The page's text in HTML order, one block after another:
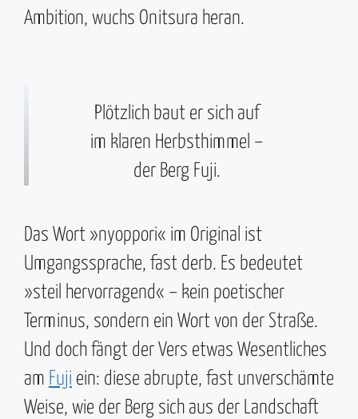
Ambition, wuchs Onitsura heran.
Plötzlich baut er sich auf
im klaren Herbsthimmel –
der Berg Fuji.
Das Wort »nyoppori« im Original ist
Umgangssprache, fast derb. Es bedeutet
»steil hervorragend« – kein poetischer
Terminus, sondern ein Wort von der Straße.
Und doch fängt der Vers etwas Wesentliches
am Fuji ein: diese abrupte, fast unverschämte
Weise, wie der Berg sich aus der Landschaft